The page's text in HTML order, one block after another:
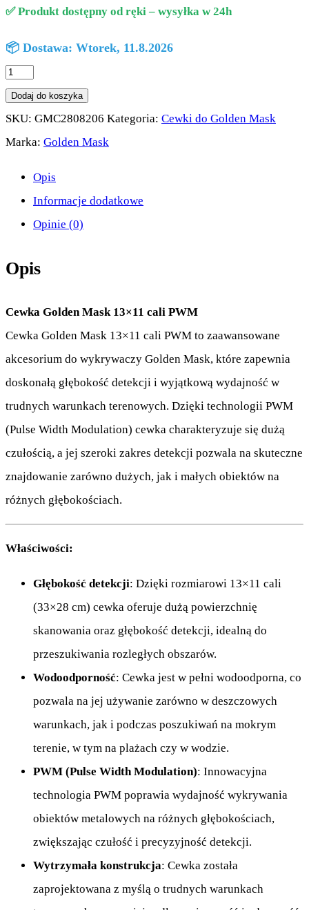
✅ Produkt dostępny od ręki – wysyłka w 24h
📦 Dostawa: Wtorek, 11.8.2026
ilość
Golden
Mask
Cewka
Dodaj do koszyka
SKU: GMC2808206 Kategoria: Cewki do Golden Mask
Marka: Golden Mask
Opis
Informacje dodatkowe
Opinie (0)
Opis
Cewka Golden Mask 13×11 cali PWM
Cewka Golden Mask 13×11 cali PWM to zaawansowane
akcesorium do wykrywaczy Golden Mask, które zapewnia
doskonałą głębokość detekcji i wyjątkową wydajność w
trudnych warunkach terenowych. Dzięki technologii PWM
(Pulse Width Modulation) cewka charakteryzuje się dużą
czułością, a jej szeroki zakres detekcji pozwala na skuteczne
znajdowanie zarówno dużych, jak i małych obiektów na
różnych głębokościach.
Właściwości:
Głębokość detekcji: Dzięki rozmiarowi 13×11 cali
(33×28 cm) cewka oferuje dużą powierzchnię
skanowania oraz głębokość detekcji, idealną do
przeszukiwania rozległych obszarów.
Wodoodporność: Cewka jest w pełni wodoodporna, co
pozwala na jej używanie zarówno w deszczowych
warunkach, jak i podczas poszukiwań na mokrym
terenie, w tym na plażach czy w wodzie.
PWM (Pulse Width Modulation): Innowacyjna
technologia PWM poprawia wydajność wykrywania
obiektów metalowych na różnych głębokościach,
zwiększając czułość i precyzyjność detekcji.
Wytrzymała konstrukcja: Cewka została
zaprojektowana z myślą o trudnych warunkach